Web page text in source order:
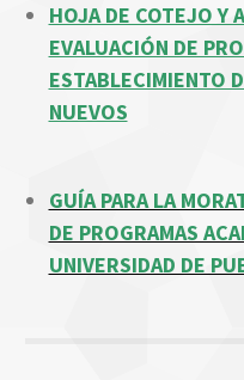
HOJA DE COTEJO Y
EVALUACIÓN DE
ESTABLECIMIENTO
NUEVOS
GUÍA PARA LA
DE PROGRAMAS
UNIVERSIDAD DE